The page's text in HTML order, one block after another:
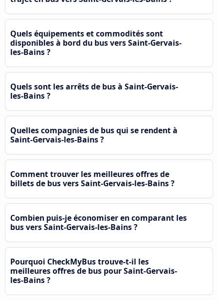
Quels équipements et commodités sont
disponibles à bord du bus vers Saint-Gervais-
les-Bains ?
Quels sont les arrêts de bus à Saint-Gervais-
les-Bains ?
Quelles compagnies de bus qui se rendent à
Saint-Gervais-les-Bains ?
Comment trouver les meilleures offres de
billets de bus vers Saint-Gervais-les-Bains ?
Combien puis-je économiser en comparant les
bus vers Saint-Gervais-les-Bains ?
Pourquoi CheckMyBus trouve-t-il les
meilleures offres de bus pour Saint-Gervais-
les-Bains ?